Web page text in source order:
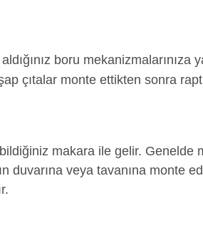
boru mekanizmalarınıza
çıtalar monte ettikten sonra
makara ile gelir. Genelde
duvarına veya tavanına monte